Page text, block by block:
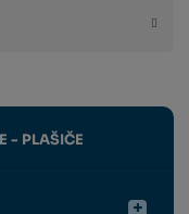
- PLAŠIČE